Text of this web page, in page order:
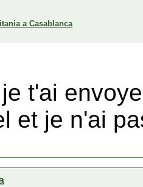
a Casablanca
t'ai
et je n'ai